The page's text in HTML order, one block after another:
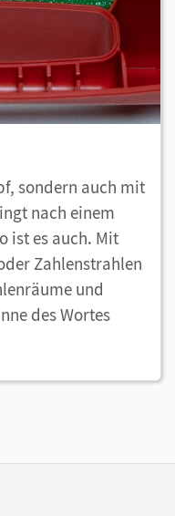
sondern auch mit
nach einem
ist es auch. Mit
Zahlenstrahlen
und
des Wortes